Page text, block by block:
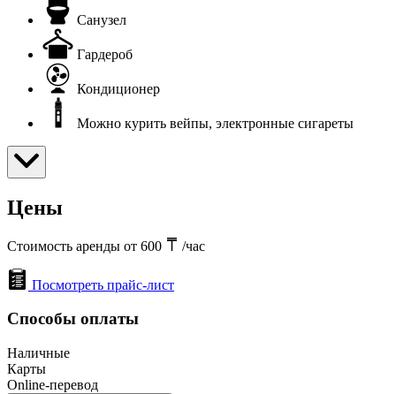
Санузел
Гардероб
Кондиционер
Можно курить вейпы, электронные сигареты
Цены
Стоимость аренды от 600 /час
Посмотреть прайс-лист
Способы оплаты
Наличные
Карты
Online-перевод